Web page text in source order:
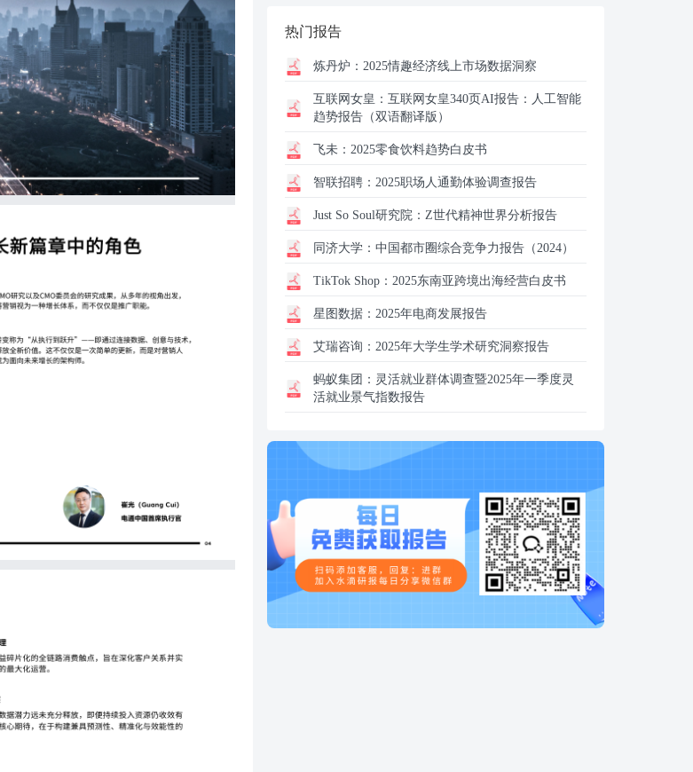
热门报告
炼丹炉： 2025情趣经济线上市场数据洞察
互联网女皇： 互联网女皇340页AI报告：人工智能
趋势报告（双语翻译版）
飞未： 2025零食饮料趋势白皮书
智联招聘： 2025职场人通勤体验调查报告
Just So Soul研究院： Z世代精神世界分析报告
同济大学： 中国都市圈综合竞争力报告（2024）
TikTok Shop： 2025东南亚跨境出海经营白皮书
星图数据： 2025年电商发展报告
艾瑞咨询： 2025年大学生学术研究洞察报告
蚂蚁集团： 灵活就业群体调查暨2025年一季度灵
活就业景气指数报告